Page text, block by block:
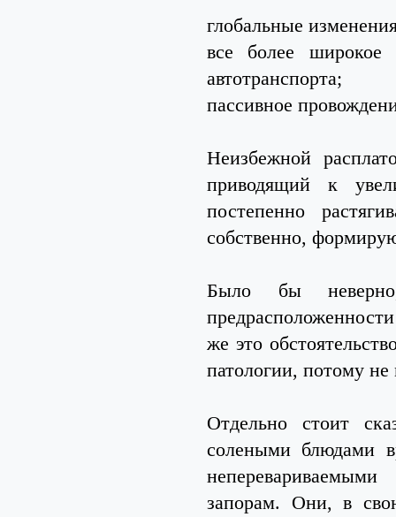
глобальные
все более широкое
автотранспорта;
пассивное
Неизбежной
приводящий к
постепенно
собственно,
Было бы неверно,
же это
патологии, потому не
Отдельно стоит
солеными блюдами
запорам. Они, в